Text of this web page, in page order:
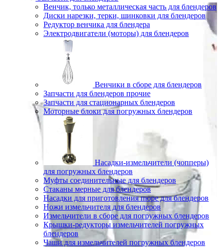
Венчик, только металлическая часть для блендеров
Диски нарезки, терки, шинковки для блендеров
Редуктор венчика для блендера
Электродвигатели (моторы) для блендеров
Венчики в сборе для блендеров
Запчасти для блендеров прочие
Запчасти для стационарных блендеров
Моторные блоки для погружных блендеров
Насадки-измельчители (чопперы)
для погружных блендеров
Муфты соединительные для блендеров
Стаканы мерные для блендеров
Насадки для приготовления пюре для блендеров
Ножи измельчителя для блендеров
Измельчители в сборе для погружных блендеров
Крышки-редукторы измельчителей погружных
блендеров
Чаши для измельчителей погружных блендеров